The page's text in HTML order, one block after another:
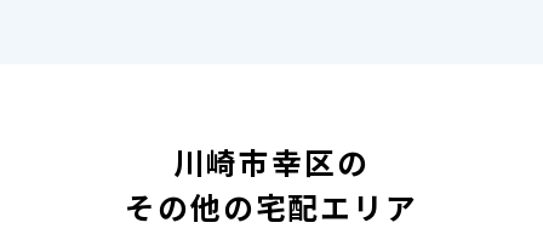
川崎市幸区の
その他の宅配エリア